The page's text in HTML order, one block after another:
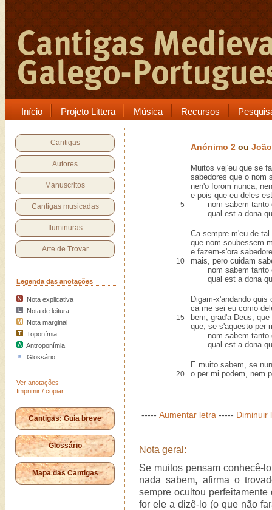
Início Projeto Littera Música Recursos
Cantigas
Autores
Manuscritos
Cantigas musicadas
Iluminuras
Arte de Trovar
Legenda das anotações
Nota explicativa
Nota de leitura
Nota marginal
Toponímia
Antroponímia
Glossário
Ver anotações
Imprimir / copiar
Cantigas: Guia breve
Glossário
Mapa das Cantigas
Anónimo 2 ou
Muitos vej'eu que se
sabedores que o nom
nen'o forom nunca,
e pois que eu deles
5
nom sabem tanto
qual est a dona
Ca sempre m'eu de tal
que nom soubessem
e fazem-s'ora
10
mais, pero cuidam
nom sabem tanto
qual est a dona
Digam-x'andando quis
ca me sei eu como
15
bem, grad'a Deus,
que, se s'aquesto per
nom sabem tanto
qual est a dona
E muito sabem, se
20 o per mi podem, nem
----- Aumentar letra ----- Diminuir
Nota geral:
Se muitos pensam conhecê-
nada sabem, afirma o
sempre ocultou
for ele a dizê-lo (o que não